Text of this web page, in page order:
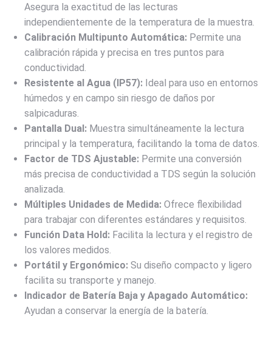
Asegura la exactitud de las lecturas
independientemente de la temperatura de la muestra.
Calibración Multipunto Automática: Permite una
calibración rápida y precisa en tres puntos para
conductividad.
Resistente al Agua (IP57): Ideal para uso en entornos
húmedos y en campo sin riesgo de daños por
salpicaduras.
Pantalla Dual: Muestra simultáneamente la lectura
principal y la temperatura, facilitando la toma de datos.
Factor de TDS Ajustable: Permite una conversión
más precisa de conductividad a TDS según la solución
analizada.
Múltiples Unidades de Medida: Ofrece flexibilidad
para trabajar con diferentes estándares y requisitos.
Función Data Hold: Facilita la lectura y el registro de
los valores medidos.
Portátil y Ergonómico: Su diseño compacto y ligero
facilita su transporte y manejo.
Indicador de Batería Baja y Apagado Automático:
Ayudan a conservar la energía de la batería.